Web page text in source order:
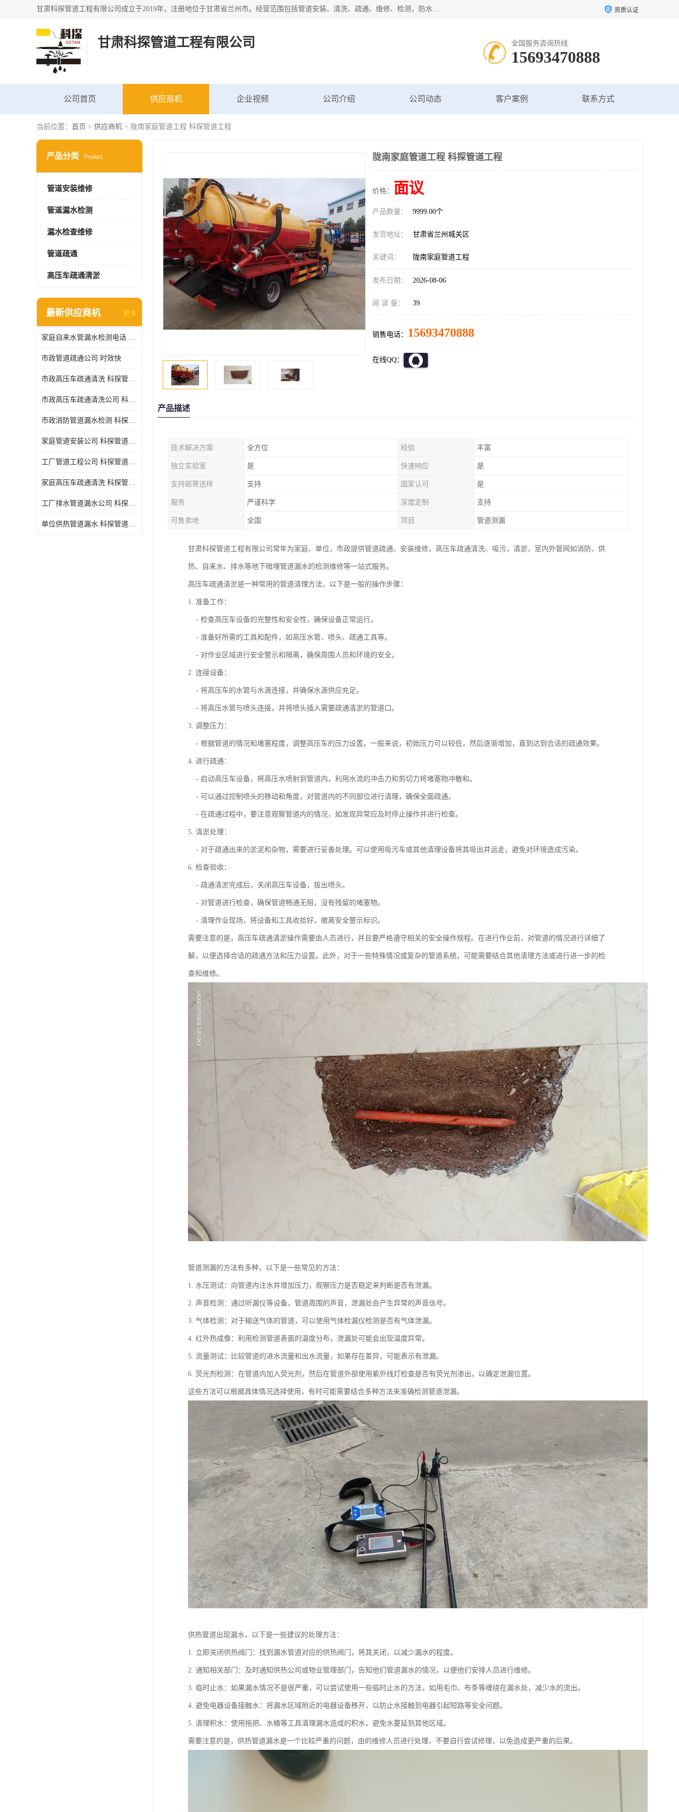
甘肃科探管道工程有限公司成立于2019年，注册地位于甘肃省兰州市。经营范围包括管道安装、清洗、疏通、维修、检测，防水工程，工程钻孔，化粪池清理，暖气安装，给排水管道安装维修，室内外管道如消防、供水、供热管道漏水检测定位，室内外防水堵漏等。 资质认证
甘肃科探管道工程有限公司 全国服务咨询热线:
15693470888
公司首页 供应商机 企业视频 公司介绍 公司动态 客户案例 联系方式
当前位置： 首页 > 供应商机 > 陇南家庭管道工程 科探管道工程
产品分类 Product
管道安装维修
管道漏水检测
漏水检查维修
管道疏通
高压车疏通清淤
最新供应商机 更多
家庭自来水管漏水检测电话 服务周到
市政管道疏通公司 时效快
市政高压车疏通清洗 科探管道工程 设备齐
市政高压车疏通清洗公司 科探管道工程 经验丰富
市政消防管道漏水检测 科探管道工程 快速上门
家庭管道安装公司 科探管道工程 团队服务
工厂管道工程公司 科探管道工程 时效快
家庭高压车疏通清洗 科探管道工程 服务周到
工厂排水管道漏水公司 科探管道工程 快速上门
单位供热管道漏水 科探管道工程 设备齐
陇南家庭管道工程 科探管道工程
价格： 面议
产品数量： 9999.00个
发货地址： 甘肃省兰州城关区
关键词： 陇南家庭管道工程
发布日期： 2026-08-06
阅 读 量： 39
销售电话： 15693470888
在线QQ：
产品描述
技术解决方案 全方位 经验 丰富
独立实验室 是 快速响应 是
支持邮寄送样 支持 国家认可 是
服务 严谨科学 深度定制 支持
可售卖地 全国 项目 管道测漏
甘肃科探管道工程有限公司常年为家庭、单位，市政提供管道疏通、安装维修，高压车疏通清洗、吸污，清淤，室内外管网如消防、供
热、自来水、排水等地下暗埋管道漏水的检测维修等一站式服务。
高压车疏通清淤是一种常用的管道清理方法，以下是一般的操作步骤：
1. 准备工作：
- 检查高压车设备的完整性和安全性，确保设备正常运行。
- 准备好所需的工具和配件，如高压水管、喷头、疏通工具等。
- 对作业区域进行安全警示和隔离，确保周围人员和环境的安全。
2. 连接设备：
- 将高压车的水管与水源连接，并确保水源供应充足。
- 将高压水管与喷头连接，并将喷头插入需要疏通清淤的管道口。
3. 调整压力：
- 根据管道的情况和堵塞程度，调整高压车的压力设置。一般来说，初始压力可以较低，然后逐渐增加，直到达到合适的疏通效果。
4. 进行疏通：
- 启动高压车设备，将高压水喷射到管道内，利用水流的冲击力和剪切力将堵塞物冲散和。
- 可以通过控制喷头的移动和角度，对管道内的不同部位进行清理，确保全面疏通。
- 在疏通过程中，要注意观察管道内的情况，如发现异常应及时停止操作并进行检查。
5. 清淤处理：
- 对于疏通出来的淤泥和杂物，需要进行妥善处理。可以使用吸污车或其他清理设备将其吸出并运走，避免对环境造成污染。
6. 检查验收：
- 疏通清淤完成后，关闭高压车设备，拔出喷头。
- 对管道进行检查，确保管道畅通无阻，没有残留的堵塞物。
- 清理作业现场，将设备和工具收拾好，撤离安全警示标识。
需要注意的是，高压车疏通清淤操作需要由人员进行，并且要严格遵守相关的安全操作规程。在进行作业前，对管道的情况进行详细了
解，以便选择合适的疏通方法和压力设置。此外，对于一些特殊情况或复杂的管道系统，可能需要结合其他清理方法或进行进一步的检
查和维修。
管道测漏的方法有多种，以下是一些常见的方法：
1. 水压测试：向管道内注水并增加压力，观察压力是否稳定来判断是否有泄漏。
2. 声音检测：通过听漏仪等设备，管道周围的声音，泄漏处会产生异常的声音信号。
3. 气体检测：对于输送气体的管道，可以使用气体检漏仪检测是否有气体泄漏。
4. 红外热成像：利用检测管道表面的温度分布，泄漏处可能会出现温度异常。
5. 流量测试：比较管道的进水流量和出水流量，如果存在差异，可能表示有泄漏。
6. 荧光剂检测：在管道内加入荧光剂，然后在管道外部使用紫外线灯检查是否有荧光剂渗出，以确定泄漏位置。
这些方法可以根据具体情况选择使用，有时可能需要结合多种方法来准确检测管道泄漏。
供热管道出现漏水，以下是一些建议的处理方法：
1. 立即关闭供热阀门：找到漏水管道对应的供热阀门，将其关闭，以减少漏水的程度。
2. 通知相关部门：及时通知供热公司或物业管理部门，告知他们管道漏水的情况，以便他们安排人员进行维修。
3. 临时止水：如果漏水情况不是很严重，可以尝试使用一些临时止水的方法，如用毛巾、布条等缠绕在漏水处，减少水的流出。
4. 避免电器设备接触水：将漏水区域附近的电器设备移开，以防止水接触到电器引起短路等安全问题。
5. 清理积水：使用拖把、水桶等工具清理漏水造成的积水，避免水蔓延到其他区域。
需要注意的是，供热管道漏水是一个比较严重的问题，由的维修人员进行处理，不要自行尝试修理，以免造成更严重的后果。